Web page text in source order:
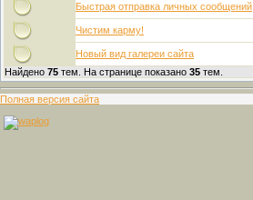
Быстрая отправка личных сообщений
Чистим карму!
Новый вид галереи сайта
Найдено 75 тем. На странице показано 35 тем.
Полная версия сайта